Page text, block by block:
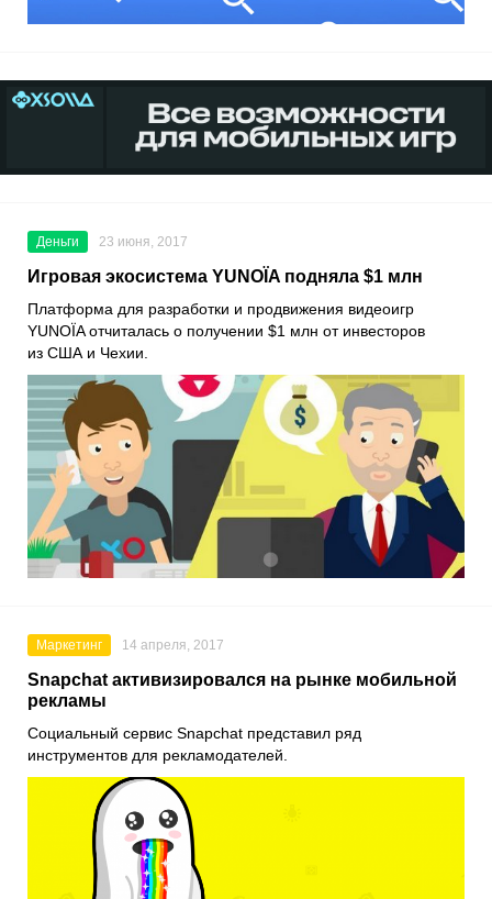
Деньги 23 июня, 2017
Игровая экосистема YUNOÏA подняла $1 млн
Платформа для разработки и продвижения видеоигр
YUNOÏA отчиталась о получении $1 млн от инвесторов
из США и Чехии.
Маркетинг 14 апреля, 2017
Snapchat активизировался на рынке мобильной
рекламы
Социальный сервис Snapchat представил ряд
инструментов для рекламодателей.